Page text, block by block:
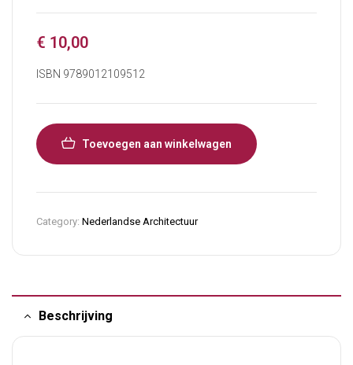
€ 10,00
ISBN 9789012109512
Toevoegen aan winkelwagen
Category: Nederlandse Architectuur
Beschrijving